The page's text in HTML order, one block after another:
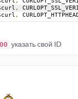
,
,
указать свой ID